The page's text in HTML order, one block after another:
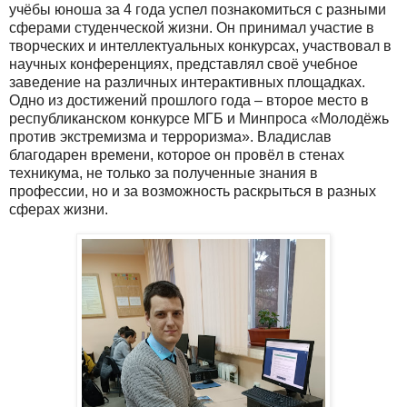
учёбы юноша за 4 года успел познакомиться с разными
сферами студенческой жизни. Он принимал участие в
творческих и интеллектуальных конкурсах, участвовал в
научных конференциях, представлял своё учебное
заведение на различных интерактивных площадках.
Одно из достижений прошлого года – второе место в
республиканском конкурсе МГБ и Минпроса «Молодёжь
против экстремизма и терроризма». Владислав
благодарен времени, которое он провёл в стенах
техникума, не только за полученные знания в
профессии, но и за возможность раскрыться в разных
сферах жизни.